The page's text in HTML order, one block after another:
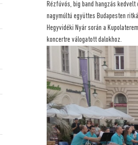
Rézfúvós, big band hangzás
nagymúltú együttes Budapesten
Hegyvidéki Nyár során a
koncertre válogatott dalokhoz.